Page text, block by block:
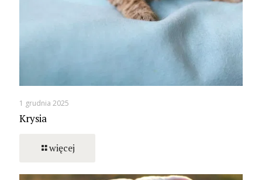
1 grudnia 2025
Krysia
więcej